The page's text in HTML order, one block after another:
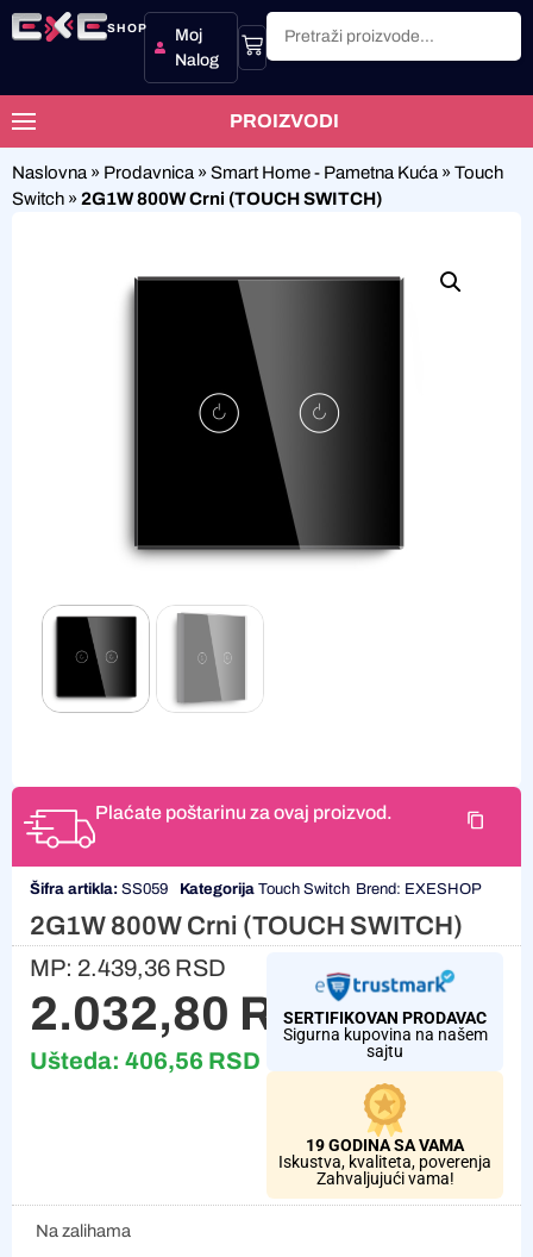
SHOP
Moj
Nalog
PROIZVODI
Naslovna » Prodavnica » Smart Home - Pametna Kuća » Touch
Switch » 2G1W 800W Crni (TOUCH SWITCH)
Plaćate poštarinu za ovaj proizvod.
Šifra artikla: SS059 Kategorija Touch Switch Brend: EXESHOP
2G1W 800W Crni (TOUCH SWITCH)
MP: 2.439,36 RSD
2.032,80 RSD
Ušteda: 406,56 RSD
SERTIFIKOVAN PRODAVAC
Sigurna kupovina na našem
sajtu
19 GODINA SA VAMA
Iskustva, kvaliteta, poverenja
Zahvaljujući vama!
Na zalihama